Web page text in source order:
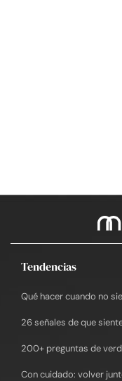
Tendencias
Qué hacer cuando no
26 señales de que
200+ preguntas de
Con cuidado: volver